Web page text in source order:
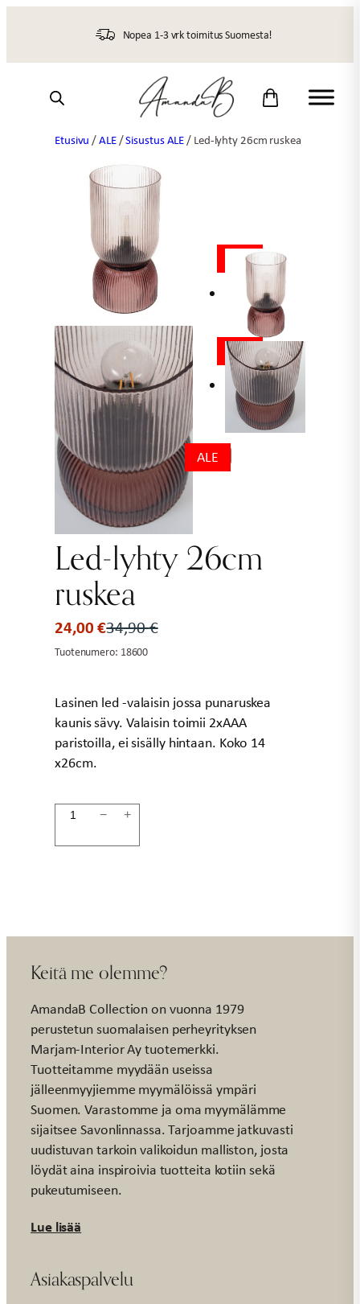
Nopea 1-3 vrk toimitus Suomesta!
Etusivu /ALE/Sisustus ALE/ Led-lyhty 26cm ruskea
ALE
ALE
ALE
Led-lyhty 26cm
ruskea
34,90€
Alkuperäinen
hinta
24,00€
Nykyinen
hinta
Tuotenumero: 18600
Lasinen led -valaisin jossa punaruskea
kaunis sävy. Valaisin toimii 2xAAA
paristoilla, ei sisälly hintaan. Koko 14
x26cm.
Led-
− +
Keitä me olemme?
AmandaB Collection on vuonna 1979
perustetun suomalaisen perheyrityksen
Marjam-Interior Ay tuotemerkki.
Tuotteitamme myydään useissa
jälleenmyyjiemme myymälöissä ympäri
Suomen. Varastomme ja oma myymälämme
sijaitsee Savonlinnassa. Tarjoamme jatkuvasti
uudistuvan tarkoin valikoidun malliston, josta
löydät aina inspiroivia tuotteita kotiin sekä
pukeutumiseen.
Lue lisää
Asiakaspalvelu